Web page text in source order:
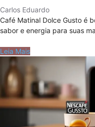
Carlos Eduardo
Café Matinal Dolce Gusto é
sabor e energia para suas
Leia Mais